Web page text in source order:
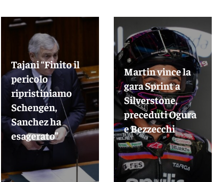
Tajani “Finito il
pericolo
ripristiniamo
Schengen,
Sanchez ha
esagerato”
Martin vince la
gara Sprint a
Silverstone,
preceduti Ogura
e Bezzecchi